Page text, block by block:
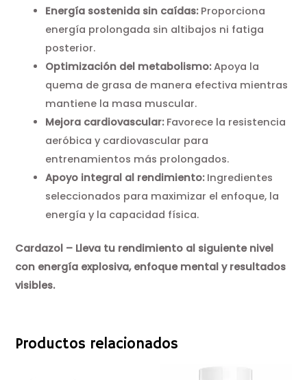
Energía sostenida sin caídas:Proporciona
energía prolongada sin altibajos ni fatiga
posterior.
Optimización del metabolismo:Apoya la
quema de grasa de manera efectiva mientras
mantiene la masa muscular.
Mejora cardiovascular:Favorece la resistencia
aeróbica y cardiovascular para
entrenamientos más prolongados.
Apoyo integral al rendimiento:Ingredientes
seleccionados para maximizar el enfoque, la
energía y la capacidad física.
Cardazol – Lleva tu rendimiento al siguiente nivel
con energía explosiva, enfoque mental y resultados
visibles.
Productos relacionados